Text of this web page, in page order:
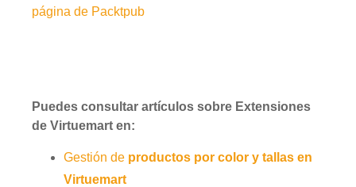
página de Packtpub
Puedes consultar artículos sobre Extensiones
de Virtuemart en:
Gestión de productos por color y tallas en
Virtuemart